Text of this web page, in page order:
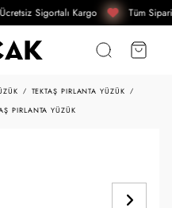
Sigortalı Kargo Tüm
TEKTAŞ PIRLANTA YÜZÜK
PIRLANTA YÜZÜK